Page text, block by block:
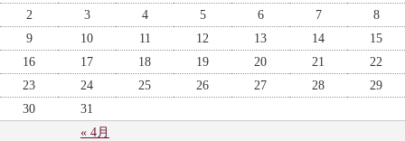
« 4月
2
3 4 5 6 7
8
9
10 11 12 13 14
15
16
17 18 19 20 21
22
23
24 25 26 27 28
29
30
31